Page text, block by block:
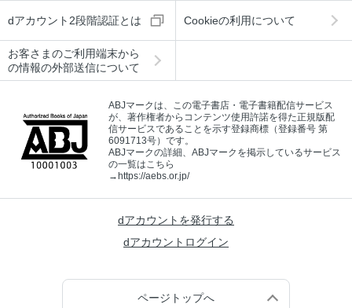
dアカウント2段階認証とは Cookieの利用について
お客さまのご利用端末から
の情報の外部送信について
ABJマークは、この電子書店・電子書籍配信サービス
が、著作権者からコンテンツ使用許諾を得た正規版配
信サービスであることを示す登録商標（登録番号 第
6091713号）です。
ABJマークの詳細、ABJマークを掲示しているサービス
の一覧はこちら
→ https://aebs.or.jp/
dアカウントを発行する
dアカウントログイン
ページトップへ